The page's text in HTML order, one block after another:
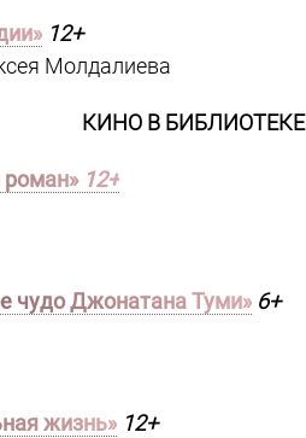
12+
Молдалиева
КИНО В БИБЛИОТЕКЕ
роман» 12+
чудо Джонатана Туми» 6+
жизнь» 12+